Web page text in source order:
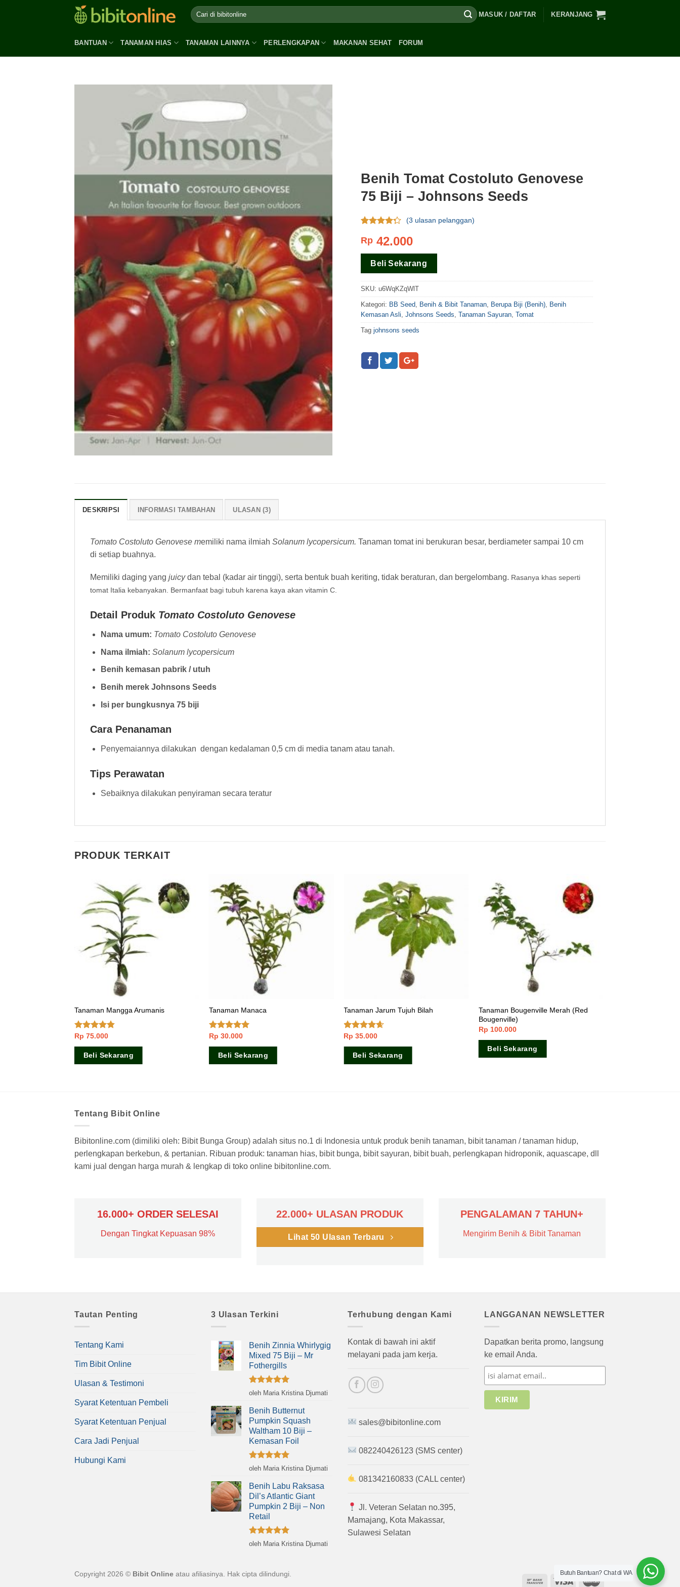
MASUK / DAFTAR KERANJANG
BANTUAN TANAMAN HIAS TANAMAN LAINNYA PERLENGKAPAN MAKANAN SEHAT FORUM
Benih Tomat Costoluto Genovese
75 Biji – Johnsons Seeds
4.00 dari
rating
pelanggan
(3 ulasan pelanggan)
Rp42.000
Beli Sekarang
SKU: u6WqKZqWlT
Kategori: BB Seed, Benih & Bibit Tanaman, Berupa Biji (Benih), Benih
Kemasan Asli, Johnsons Seeds, Tanaman Sayuran, Tomat
Tag johnsons seeds
DESKRIPSI INFORMASI TAMBAHAN ULASAN (3)
Tomato Costoluto Genovese memiliki nama ilmiah Solanum lycopersicum. Tanaman tomat ini berukuran besar, berdiameter sampai 10 cm
di setiap buahnya.
Memiliki daging yang juicydan tebal (kadar air tinggi), serta bentuk buah keriting, tidak beraturan, dan bergelombang. Rasanya khas seperti
tomat Italia kebanyakan. Bermanfaat bagi tubuh karena kaya akan vitamin C.
Detail Produk Tomato Costoluto Genovese
Nama umum: Tomato Costoluto Genovese
Nama ilmiah: Solanum lycopersicum
Benih kemasan pabrik / utuh
Benih merek Johnsons Seeds
Isi per bungkusnya 75 biji
Cara Penanaman
Penyemaiannya dilakukan dengan kedalaman 0,5 cm di media tanam atau tanah.
Tips Perawatan
Sebaiknya dilakukan penyiraman secara teratur
PRODUK TERKAIT
Tanaman Mangga Arumanis
Dinilai
Rp 75.000
Beli Sekarang
Tanaman Manaca
Dinilai5.00
Rp 30.000
Beli Sekarang
Tanaman Jarum Tujuh Bilah
Dinilai
Rp 35.000
Beli Sekarang
Tanaman Bougenville Merah (Red
Bougenville)
Rp 100.000
Beli Sekarang
Tentang Bibit Online
Bibitonline.com (dimiliki oleh: Bibit Bunga Group) adalah situs no.1 di Indonesia untuk produk benih tanaman, bibit tanaman / tanaman hidup,
perlengkapan berkebun, & pertanian. Ribuan produk: tanaman hias, bibit bunga, bibit sayuran, bibit buah, perlengkapan hidroponik, aquascape, dll
kami jual dengan harga murah & lengkap di toko online bibitonline.com.
16.000+ ORDER SELESAI
Dengan Tingkat Kepuasan 98%
22.000+ ULASAN PRODUK
Lihat 50 Ulasan Terbaru
PENGALAMAN 7 TAHUN+
Mengirim Benih & Bibit Tanaman
Tautan Penting
Tentang Kami
Tim Bibit Online
Ulasan & Testimoni
Syarat Ketentuan Pembeli
Syarat Ketentuan Penjual
Cara Jadi Penjual
Hubungi Kami
3 Ulasan Terkini
Benih Zinnia Whirlygig
Mixed 75 Biji – Mr
Fothergills
Dinilai5
oleh Maria Kristina Djumati
Benih Butternut
Pumpkin Squash
Waltham 10 Biji –
Kemasan Foil
Dinilai5
oleh Maria Kristina Djumati
Benih Labu Raksasa
Dil’s Atlantic Giant
Pumpkin 2 Biji – Non
Retail
Dinilai5
oleh Maria Kristina Djumati
Terhubung dengan Kami
Kontak di bawah ini aktif
melayani pada jam kerja.
sales@bibitonline.com
082240426123 (SMS center)
081342160833 (CALL center)
Jl. Veteran Selatan no.395,
Mamajang, Kota Makassar,
Sulawesi Selatan
LANGGANAN NEWSLETTER
Dapatkan berita promo, langsung
ke email Anda.
Copyright 2026 © Bibit Online atau afiliasinya. Hak cipta dilindungi. Butuh Bantuan? Chat di WA